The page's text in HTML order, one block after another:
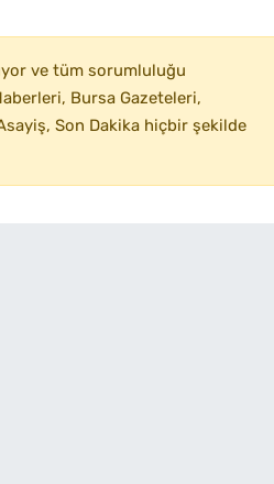
ve tüm sorumluluğu
Bursa Gazeteleri,
Son Dakika hiçbir şekilde